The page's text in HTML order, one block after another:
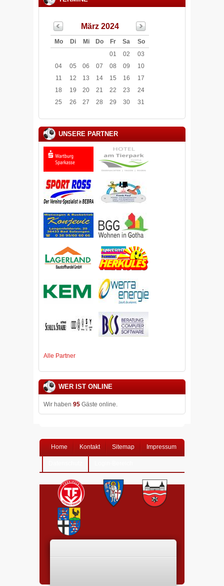
März 2024
Mo Di Mi Do Fr Sa
So
01
02
03
04
05 06 07 08 09
10
11
12 13 14 15 16
17
18
19 20 21 22 23
24
25
26 27 28 29 30 31
UNSERE PARTNER
Alle Partner
WER IST ONLINE
Wir haben 95 Gäste online.
Home Kontakt Sitemap Impressum